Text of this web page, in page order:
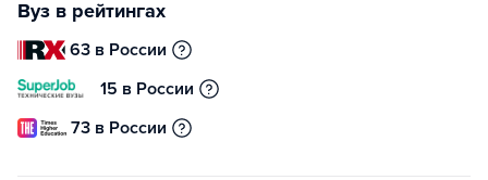
Вуз в рейтингах
63 в России
15 в России
73 в России